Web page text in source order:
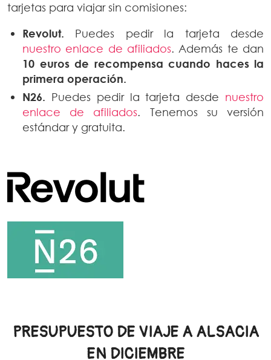
tarjetas para viajar sin comisiones:
Revolut. Puedes pedir la tarjeta desde
nuestro enlace de afiliados. Además te dan
10 euros de recompensa cuando haces la
primera operación.
N26. Puedes pedir la tarjeta desde nuestro
enlace de afiliados. Tenemos su versión
estándar y gratuita.
PRESUPUESTO DE VIAJE A ALSACIA
EN DICIEMBRE